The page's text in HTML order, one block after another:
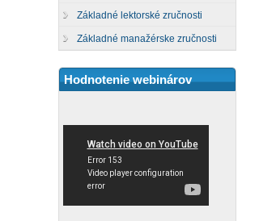
Základné lektorské zručnosti
Základné manažérske zručnosti
Hodnotenie webinárov